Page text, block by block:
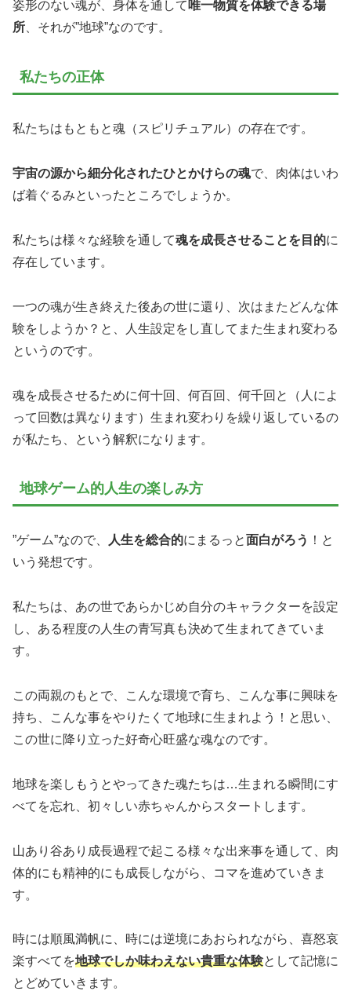
姿形のない魂が、身体を通して 唯一物質を体験できる場
所 、それが”地球”なのです。
私たちの正体
私たちはもともと魂（スピリチュアル）の存在です。
宇宙の源から細分化されたひとかけらの魂で、肉体はいわ
ば着ぐるみといったところでしょうか。
私たちは様々な経験を通して魂を成長させることを目的に
存在しています。
一つの魂が生き終えた後あの世に還り、次はまたどんな体
験をしようか？と、人生設定をし直してまた生まれ変わる
というのです。
魂を成長させるために何十回、何百回、何千回と（人によ
って回数は異なります）生まれ変わりを繰り返しているの
が私たち、という解釈になります。
地球ゲーム的人生の楽しみ方
”ゲーム”なので、 人生を総合的にまるっと 面白がろう ！と
いう発想です。
私たちは、あの世であらかじめ自分のキャラクターを設定
し、ある程度の人生の青写真も決めて生まれてきていま
す。
この両親のもとで、こんな環境で育ち、こんな事に興味を
持ち、こんな事をやりたくて地球に生まれよう！と思い、
この世に降り立った好奇心旺盛な魂なのです。
地球を楽しもうとやってきた魂たちは…生まれる瞬間にす
べてを忘れ、初々しい赤ちゃんからスタートします。
山あり谷あり成長過程で起こる様々な出来事を通して、肉
体的にも精神的にも成長しながら、コマを進めていきま
す。
時には順風満帆に、時には逆境にあおられながら、喜怒哀
楽すべてを地球でしか味わえない貴重な体験として記憶に
とどめていきます。